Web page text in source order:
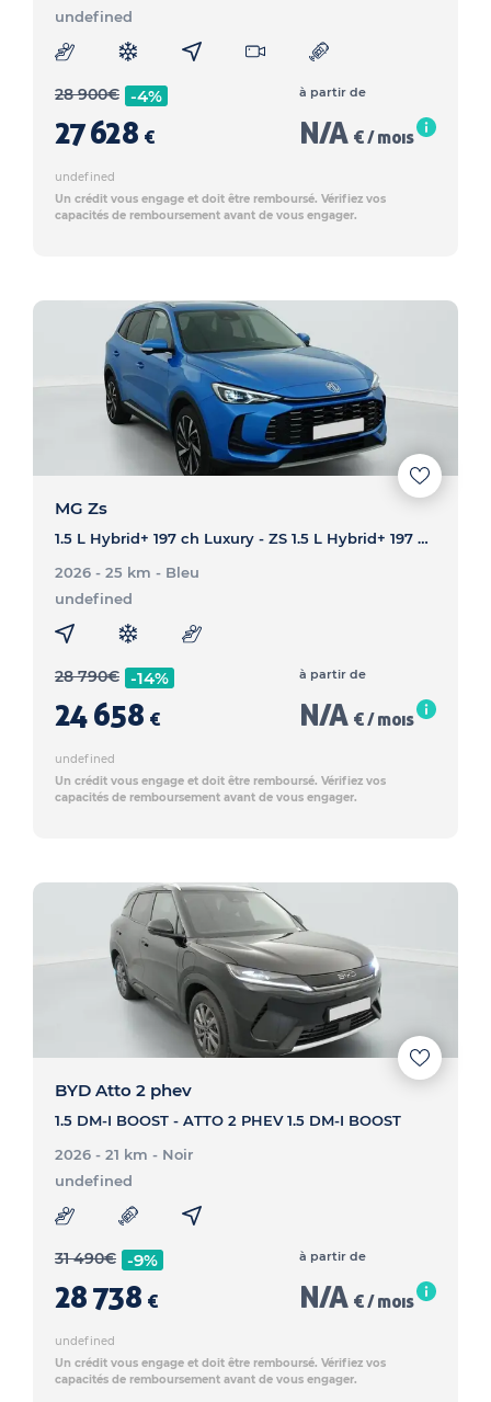
undefined
28 900€ -4%
27 628 €
à partir de
N/A € / mois
undefined
Un crédit vous engage et doit être remboursé. Vérifiez vos
capacités de remboursement avant de vous engager.
MG Zs
1.5 L Hybrid+ 197 ch Luxury - ZS 1.5 L Hybrid+ 197 ch Luxury
2026 - 25 km - Bleu
undefined
28 790€ -14%
24 658 €
à partir de
N/A € / mois
undefined
Un crédit vous engage et doit être remboursé. Vérifiez vos
capacités de remboursement avant de vous engager.
BYD Atto 2 phev
1.5 DM-I BOOST - ATTO 2 PHEV 1.5 DM-I BOOST
2026 - 21 km - Noir
undefined
31 490€ -9%
28 738 €
à partir de
N/A € / mois
undefined
Un crédit vous engage et doit être remboursé. Vérifiez vos
capacités de remboursement avant de vous engager.